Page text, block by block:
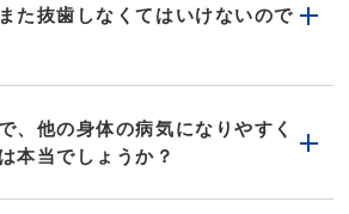
た抜歯しなくてはいけないので
、他の身体の病気になりやすく
本当でしょうか？